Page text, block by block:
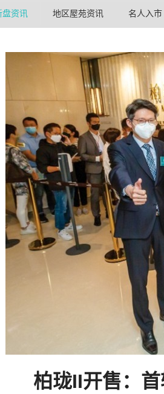
盘资讯 地区屋苑资讯 名人入市
柏珑II开售：